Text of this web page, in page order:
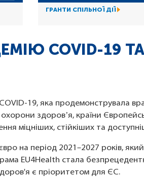
ГРАНТИ СПІЛЬНОЇ ДІЇ
COVID-19
19, яка продемонструвала
здоровʼя, країни
міцніших, стійкіших та
на період 2021–2027 років,
EU4Health стала
є пріоритетом для ЄС.